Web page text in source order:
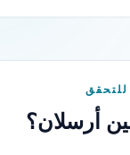
أرسلان؟